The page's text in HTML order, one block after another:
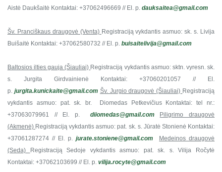
Aistė Daukšaitė Kontaktai: +37062496669 // El. p. dauksaitea@gmail.com
Šv. Pranciškaus draugovė (Venta) Registraciją vykdantis asmuo: sk. s. Livija
Buišaitė Kontaktai: +37062580732 // El. p. buisaitelivija@gmail.com
Baltosios ilties gauja (Šiauliai) Registraciją vykdantis asmuo: sktn. vyresn. sk.
s. Jurgita Girdvainienė Kontaktai: +37060201057 // El.
p. jurgita.kunickaite@gmail.com Šv. Jurgio draugovė (Šiauliai) Registraciją
vykdantis asmuo: pat. sk. br. Diomedas PetkevičiusKontaktai: tel nr.:
+37063079961 // El. p.
diiomedas@gmail.com
Piligrimo draugovė
(Akmenė) Registraciją vykdantis asmuo: pat. sk. s. Jūratė Stonienė Kontaktai:
+37061287274 // El. p. jurate.stoniene@gmail.com
Medeinos draugovė
(Seda)
Registraciją Sedoje vykdantis asmuo: pat. sk. s. Vilija Ročytė
Kontaktai: +37062103699 // El. p. vilija.rocyte@gmail.com